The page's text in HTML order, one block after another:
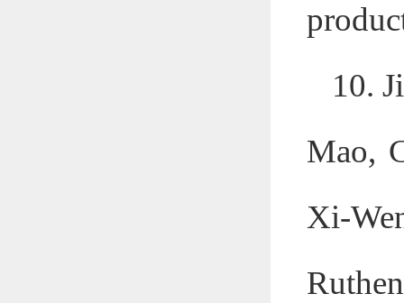
10.
Mao,
Xi-